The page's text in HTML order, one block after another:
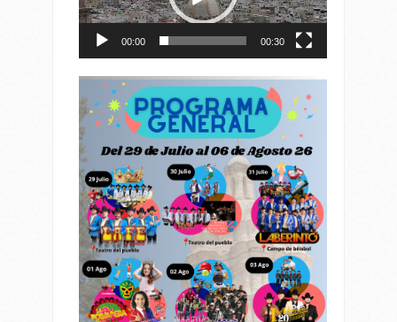
00:00 00:30